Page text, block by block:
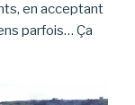
en acceptant
parfois… Ça